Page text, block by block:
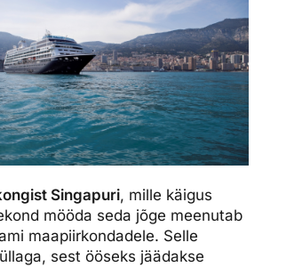
Singapuri, mille käigus
mööda seda jõge meenutab
maapiirkondadele. Selle
sest ööseks jäädakse